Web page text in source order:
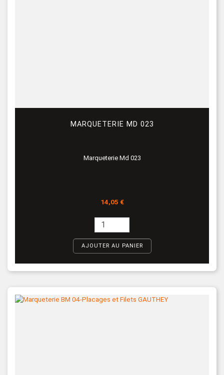
MARQUETERIE MD 023
Marqueterie Md 023
Prix
14,05 €
AJOUTER AU PANIER